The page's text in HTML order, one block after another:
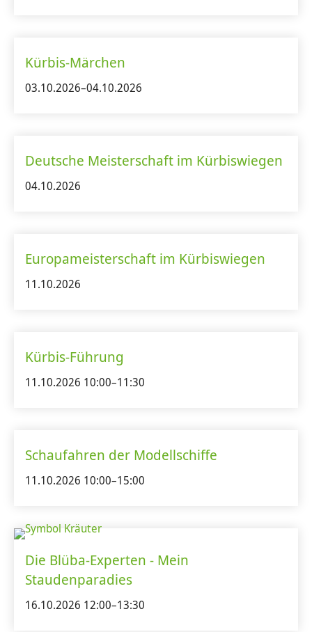
Kürbis-Märchen
03.10.2026–04.10.2026
Deutsche Meisterschaft im Kürbiswiegen
04.10.2026
Europameisterschaft im Kürbiswiegen
11.10.2026
Kürbis-Führung
11.10.2026 10:00–11:30
Schaufahren der Modellschiffe
11.10.2026 10:00–15:00
Die Blüba-Experten - Mein
Staudenparadies
16.10.2026 12:00–13:30